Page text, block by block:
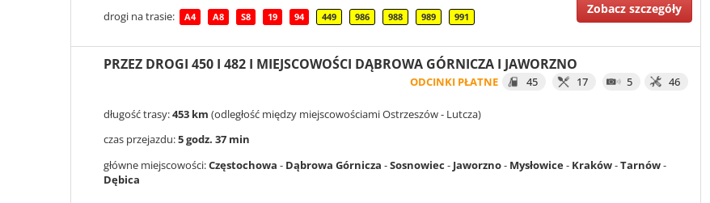
drogi na trasie: A4 A8 S8 19 94 449 986 988 989 991
Zobacz szczegóły
PRZEZ DROGI 450 I 482 I MIEJSCOWOŚCI DĄBROWA GÓRNICZA I JAWORZNO
ODCINKI PŁATNE 45 17 5 46
długość trasy:453 km (odległość między miejscowościami Ostrzeszów - Lutcza)
czas przejazdu:5 godz. 37 min
główne miejscowości:Częstochowa - Dąbrowa Górnicza -Sosnowiec - Jaworzno- Mysłowice- Kraków-Tarnów-
Dębica